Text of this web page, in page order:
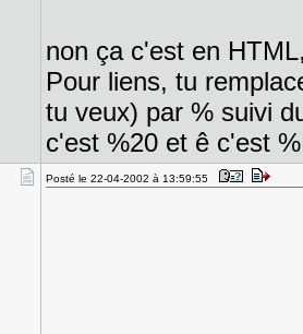
non ça c'est en
Pour liens, tu
tu veux) par % suivi
c'est %20 et ê c'est
Posté le 22-04-2002 à 13:59:55